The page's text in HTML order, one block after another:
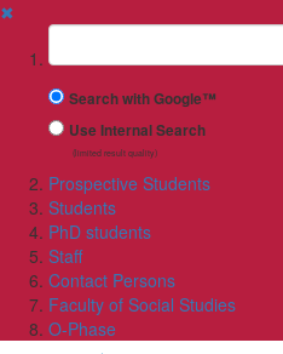
✖
Suchbegriff
Search with Google™
Use Internal Search
(limited result quality)
Prospective Students
Students
PhD students
Staff
Contact Persons
Faculty of Social Studies
O-Phase